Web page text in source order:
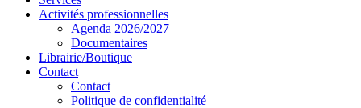
Activités professionnelles
Agenda 2026/2027
Documentaires
Librairie/Boutique
Contact
Contact
Politique de confidentialité